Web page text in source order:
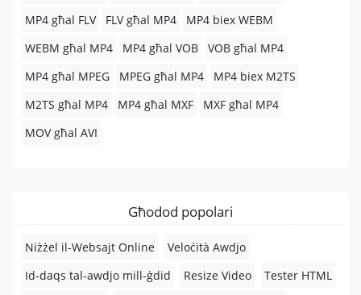
MP4 għal FLV
FLV għal MP4
MP4 biex WEBM
WEBM għal MP4
MP4 għal VOB
VOB għal MP4
MP4 għal MPEG
MPEG għal MP4
MP4 biex M2TS
M2TS għal MP4
MP4 għal MXF
MXF għal MP4
MOV għal AVI
Għodod popolari
Niżżel il-Websajt Online
Veloċità Awdjo
Id-daqs tal-awdjo mill-ġdid
Resize Video
Tester HTML